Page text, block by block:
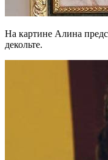
На картине Алина
декольте.